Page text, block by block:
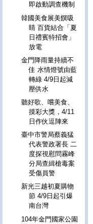
即啟動調查機制
韓國美食展美饌吸
睛 百貨結合「夏
日禮賓特招會」
放電
金門降雨量持續不
佳 水情燈號由藍
轉綠 4/9日起減
壓供水
聽好歌、嚐美食、
摸彩大獎，4/11
日作伙逗陣來
臺中市警局蔡義猛
代表警政署長 二
度探視慰問霧峰
分局查緝槍毒案
受傷員警
新光三越初夏購物
節 4/9日起引爆
南台灣
104年金門國家公園